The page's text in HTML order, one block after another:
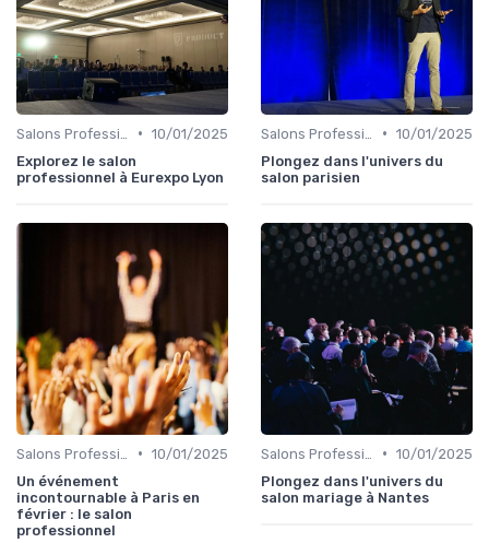
• 10/01/2025
Explorez le salon
professionnel à Eurexpo Lyon
• 10/01/2025
Plongez dans l'univers du
salon parisien
• 10/01/2025
Un événement
incontournable à Paris en
février : le salon
professionnel
• 10/01/2025
Plongez dans l'univers du
salon mariage à Nantes